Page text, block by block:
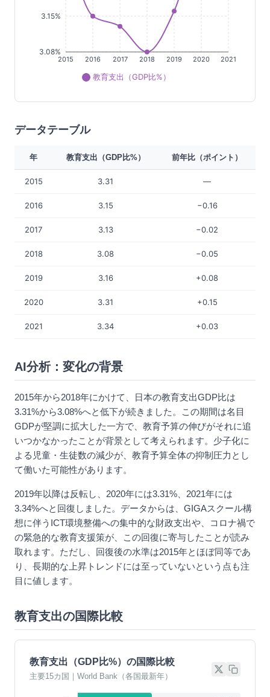
2015 2016 2017 2018 2019 2020 2021
3.08%
3.15%
教育支出（GDP比%）
データテーブル
年 教育支出（GDP比%） 前年比（ポイント）
2015 3.31 —
2016 3.15 −0.16
2017 3.13 −0.02
2018 3.08 −0.05
2019 3.16 +0.08
2020 3.31 +0.15
2021 3.34 +0.03
AI分析：変化の背景
2015年から2018年にかけて、日本の教育支出GDP比は
3.31%から3.08%へと低下が続きました。この期間は名目
GDPが堅調に拡大した一方で、教育予算の伸びがそれに追
いつかなかったことが背景として考えられます。少子化に
よる児童・生徒数の減少が、教育予算全体の抑制圧力とし
て働いた可能性があります。
2019年以降は反転し、2020年には3.31%、2021年には
3.34%へと回復しました。データからは、GIGAスクール構
想に伴うICT環境整備への集中的な財政支出や、コロナ禍で
の緊急的な教育支援策が、この回復に寄与したことが読み
取れます。ただし、回復後の水準は2015年とほぼ同等であ
り、長期的な上昇トレンドには至っていないという点も注
目に値します。
教育支出の国際比較
教育支出（GDP比%）の国際比較
主要15カ国｜World Bank（各国最新年）